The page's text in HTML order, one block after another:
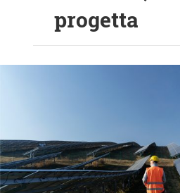
progetta